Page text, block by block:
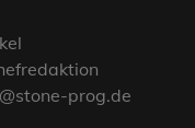
prog.de